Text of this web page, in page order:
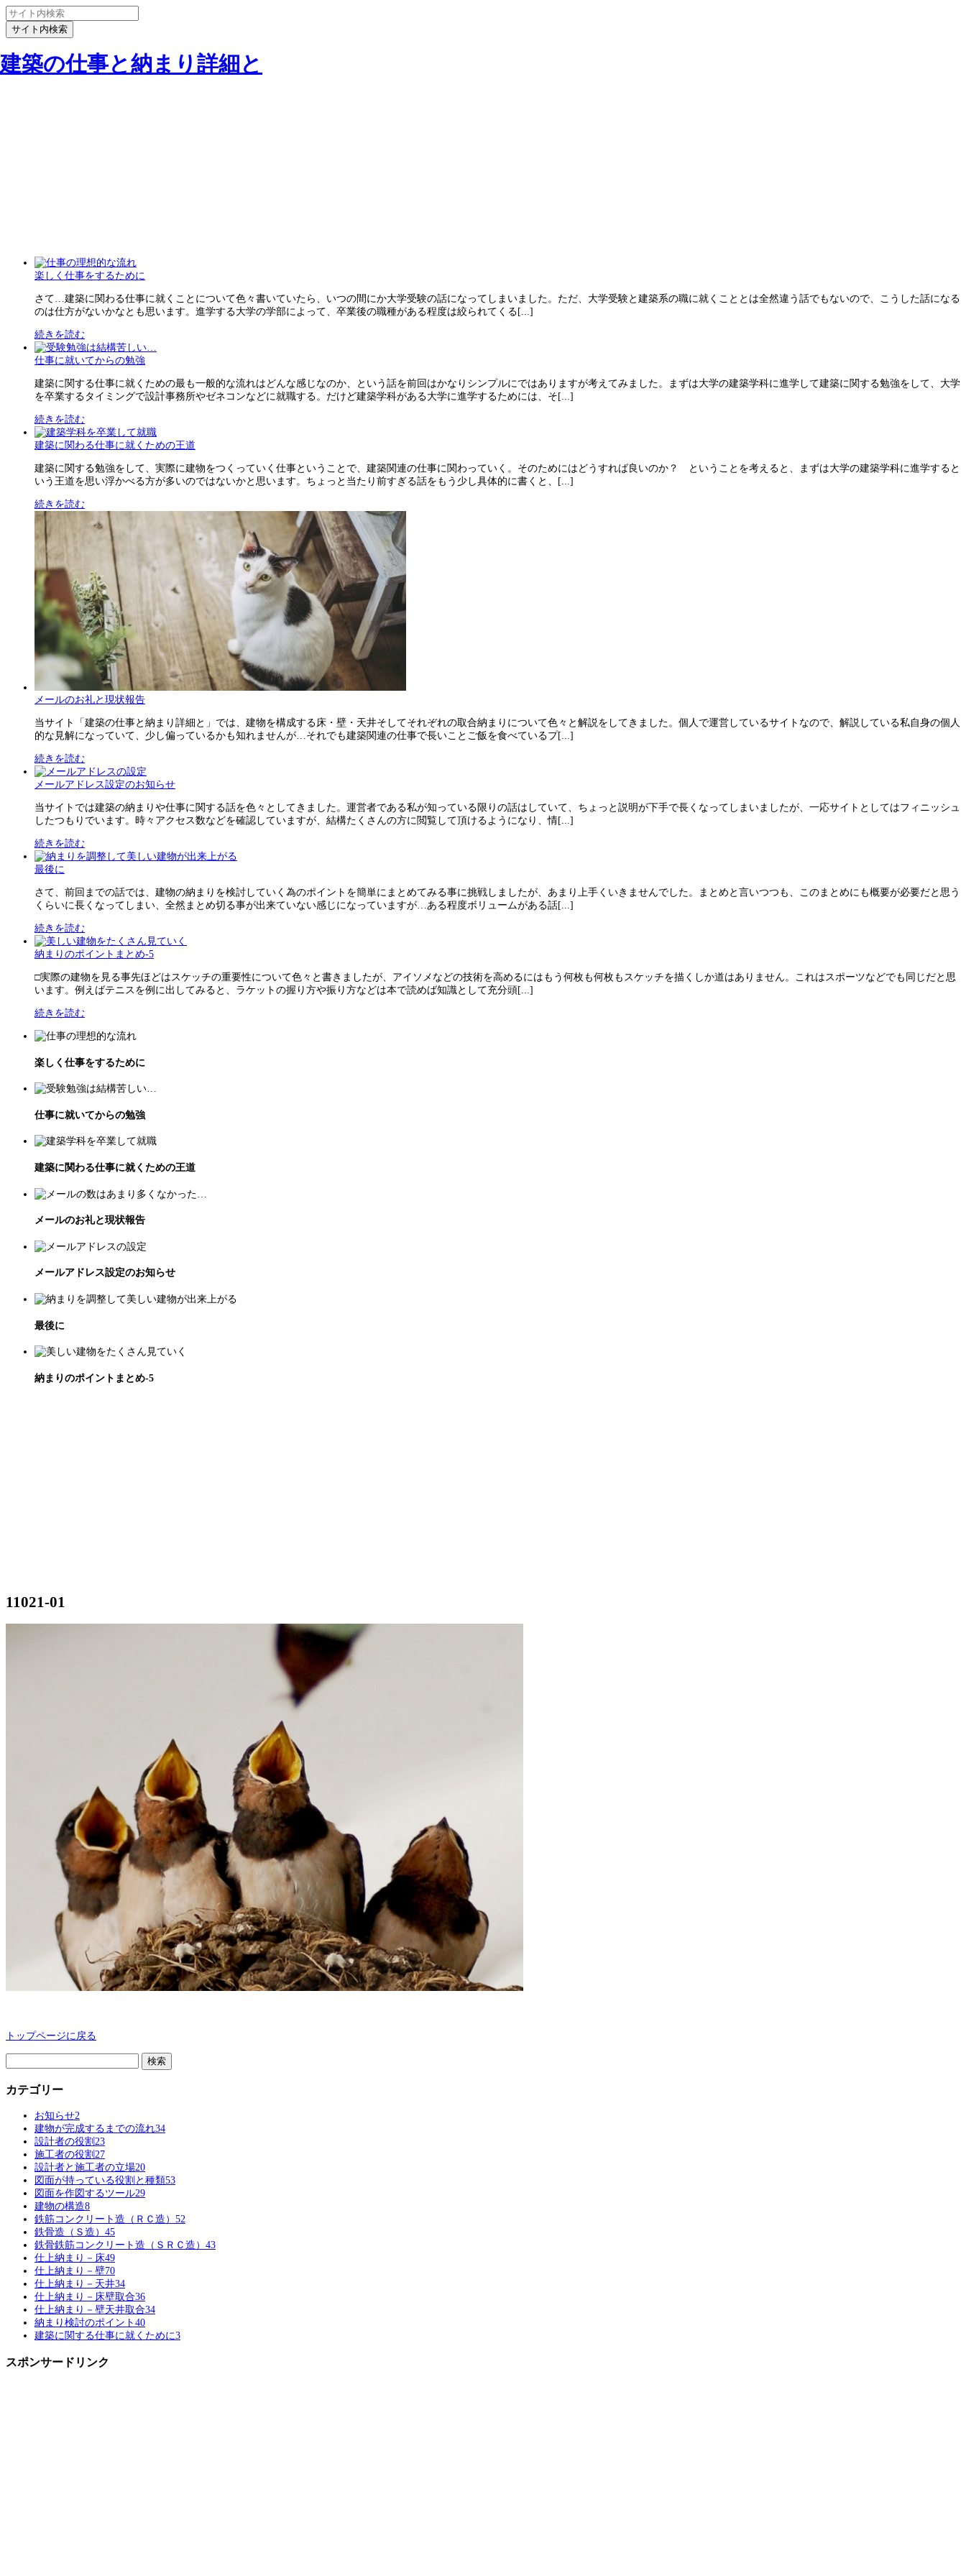
建築の仕事と納まり詳細と
楽しく仕事をするために
さて…建築に関わる仕事に就くことについて色々書いていたら、いつの間にか大学受験の話になってしまいました。ただ、大学受験と建築系の職に就くこととは全然違う話でもないので、こうした話になる
のは仕方がないかなとも思います。進学する大学の学部によって、卒業後の職種がある程度は絞られてくる[...]
続きを読む
仕事に就いてからの勉強
建築に関する仕事に就くための最も一般的な流れはどんな感じなのか、という話を前回はかなりシンプルにではありますが考えてみました。まずは大学の建築学科に進学して建築に関する勉強をして、大学
を卒業するタイミングで設計事務所やゼネコンなどに就職する。だけど建築学科がある大学に進学するためには、そ[...]
続きを読む
建築に関わる仕事に就くための王道
建築に関する勉強をして、実際に建物をつくっていく仕事ということで、建築関連の仕事に関わっていく。そのためにはどうすれば良いのか？ ということを考えると、まずは大学の建築学科に進学すると
いう王道を思い浮かべる方が多いのではないかと思います。ちょっと当たり前すぎる話をもう少し具体的に書くと、[...]
続きを読む
メールのお礼と現状報告
当サイト「建築の仕事と納まり詳細と」では、建物を構成する床・壁・天井そしてそれぞれの取合納まりについて色々と解説をしてきました。個人で運営しているサイトなので、解説している私自身の個人
的な見解になっていて、少し偏っているかも知れませんが…それでも建築関連の仕事で長いことご飯を食べているプ[...]
続きを読む
メールアドレス設定のお知らせ
当サイトでは建築の納まりや仕事に関する話を色々としてきました。運営者である私が知っている限りの話はしていて、ちょっと説明が下手で長くなってしまいましたが、一応サイトとしてはフィニッシュ
したつもりでいます。時々アクセス数などを確認していますが、結構たくさんの方に閲覧して頂けるようになり、情[...]
続きを読む
最後に
さて、前回までの話では、建物の納まりを検討していく為のポイントを簡単にまとめてみる事に挑戦しましたが、あまり上手くいきませんでした。まとめと言いつつも、このまとめにも概要が必要だと思う
くらいに長くなってしまい、全然まとめ切る事が出来ていない感じになっていますが…ある程度ボリュームがある話[...]
続きを読む
納まりのポイントまとめ-5
□実際の建物を見る事先ほどはスケッチの重要性について色々と書きましたが、アイソメなどの技術を高めるにはもう何枚も何枚もスケッチを描くしか道はありません。これはスポーツなどでも同じだと思
います。例えばテニスを例に出してみると、ラケットの握り方や振り方などは本で読めば知識として充分頭[...]
続きを読む
楽しく仕事をするために
仕事に就いてからの勉強
建築に関わる仕事に就くための王道
メールのお礼と現状報告
メールアドレス設定のお知らせ
最後に
納まりのポイントまとめ-5
11021-01
トップページに戻る
索:
カテゴリー
お知らせ2
建物が完成するまでの流れ34
設計者の役割 23
施工者の役割 27
設計者と施工者の立場20
図面が持っている役割と種類53
図面を作図するツール29
建物の構造8
鉄筋コンクリート造（ＲＣ造） 52
鉄骨造（Ｓ造） 45
鉄骨鉄筋コンクリート造（ＳＲＣ造） 43
仕上納まり－床49
仕上納まり－壁70
仕上納まり－天井34
仕上納まり－床壁取合36
仕上納まり－壁天井取合34
納まり検討のポイント 40
建築に関する仕事に就くために3
スポンサードリンク